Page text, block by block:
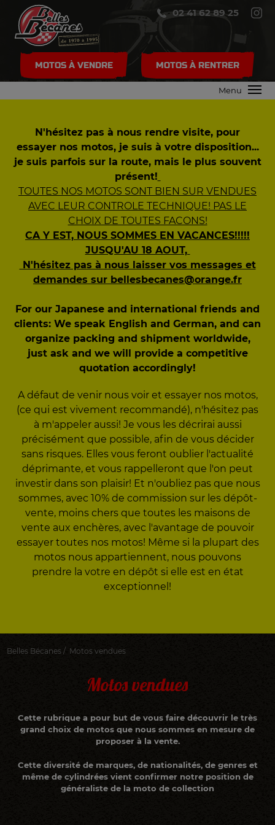
02 41 62 89 25
MOTOS À VENDRE MOTOS À RENTRER
Menu
N'hésitez pas à nous rendre visite, pour
essayer nos motos, je suis à votre disposition...
je suis parfois sur la route, mais le plus souvent
présent!
TOUTES NOS MOTOS SONT BIEN SUR VENDUES
AVEC LEUR CONTROLE TECHNIQUE! PAS LE
CHOIX DE TOUTES FACONS!
CA Y EST, NOUS SOMMES EN VACANCES!!!!!
JUSQU'AU 18 AOUT,
N'hésitez pas à nous laisser vos messages et
demandes sur bellesbecanes@orange.fr
For our Japanese and international friends and
clients: We speak English and German, and can
organize packing and shipment worldwide,
just ask and we will provide a competitive
quotation accordingly!
A défaut de venir nous voir et essayer nos motos,
(ce qui est vivement recommandé), n'hésitez pas
à m'appeler aussi! Je vous les décrirai aussi
précisément que possible, afin de vous décider
sans risques. Elles vous feront oublier l'actualité
déprimante, et vous rappelleront que l'on peut
investir dans son plaisir! Et n'oubliez pas que nous
sommes, avec 10% de commission sur les dépôt-
vente, moins chers que toutes les maisons de
vente aux enchères, avec l'avantage de pouvoir
essayer toutes nos motos! Même si la plupart des
motos nous appartiennent, nous pouvons
prendre la votre en dépôt si elle est en état
exceptionnel!
Belles Bécanes / Motos vendues
Motos vendues
Cette rubrique a pour but de vous faire découvrir le très
grand choix de motos que nous sommes en mesure de
proposer à la vente.
Cette diversité de marques, de nationalités, de genres et
même de cylindrées vient confirmer notre position de
généraliste de la moto de collection